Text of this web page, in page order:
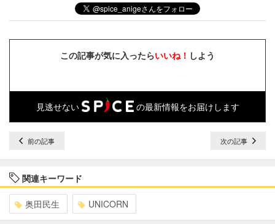
この記事が気に入ったらいいね！ しよう
見逃せない の最新情報をお届けします
前の記事 次の記事
関連キーワード
奥田民生 UNICORN